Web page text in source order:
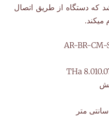
که دستگاه از طریق اتصال
AR-BR-